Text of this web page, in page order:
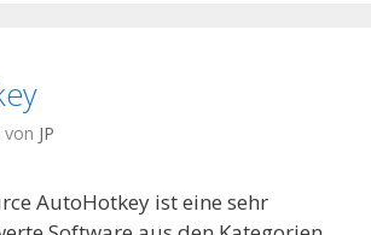
von JP
AutoHotkey ist eine sehr